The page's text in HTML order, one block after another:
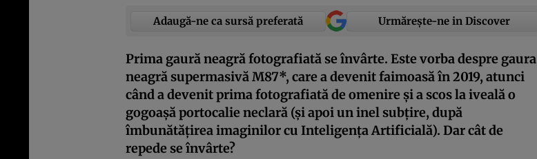
Adaugă-ne ca sursă preferată Urmărește-ne in Discover
Prima gaură neagră fotografiată se învârte. Este vorba despre gaura
neagră supermasivă M87*, care a devenit faimoasă în 2019, atunci
când a devenit prima fotografiată de omenire și a scos la iveală o
gogoașă portocalie neclară (și apoi un inel subțire, după
îmbunătățirea imaginilor cu Inteligența Artificială). Dar cât de
repede se învârte?